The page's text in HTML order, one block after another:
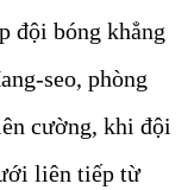
đội bóng khẳng
seo, phòng
cường, khi đội
liên tiếp từ